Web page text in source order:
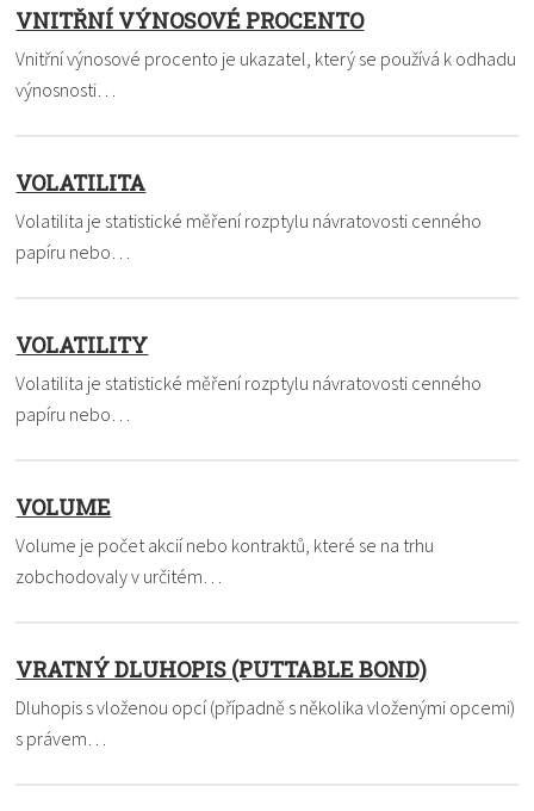
VNITŘNÍ VÝNOSOVÉ PROCENTO
Vnitřní výnosové procento je ukazatel, který se používá k odhadu
výnosnosti…
VOLATILITA
Volatilita je statistické měření rozptylu návratovosti cenného
papíru nebo…
VOLATILITY
Volatilita je statistické měření rozptylu návratovosti cenného
papíru nebo…
VOLUME
Volume je počet akcií nebo kontraktů, které se na trhu
zobchodovaly v určitém…
VRATNÝ DLUHOPIS (PUTTABLE BOND)
Dluhopis s vloženou opcí (případně s několika vloženými opcemi)
s právem…